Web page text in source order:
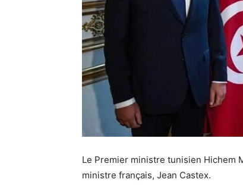
Le Premier ministre tunisien Hichem
ministre français, Jean Castex.